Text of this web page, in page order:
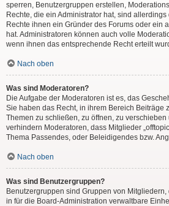
sperren, Benutzergruppen erstellen,
Rechte, die ein Administrator hat, sind
Rechte ihnen ein Gründer des Forums oder ein
hat. Administratoren können auch volle
wenn ihnen das entsprechende Recht erteilt
Nach oben
Was sind Moderatoren?
Die Aufgabe der Moderatoren ist es, das
Sie haben das Recht, in ihrem Bereich Beiträge
Themen zu schließen, zu öffnen, zu
verhindern Moderatoren, dass Mitglieder
Thema Passendes, oder Beleidigendes bzw.
Nach oben
Was sind Benutzergruppen?
Benutzergruppen sind Gruppen von
in für die Board-Administration verwaltbare